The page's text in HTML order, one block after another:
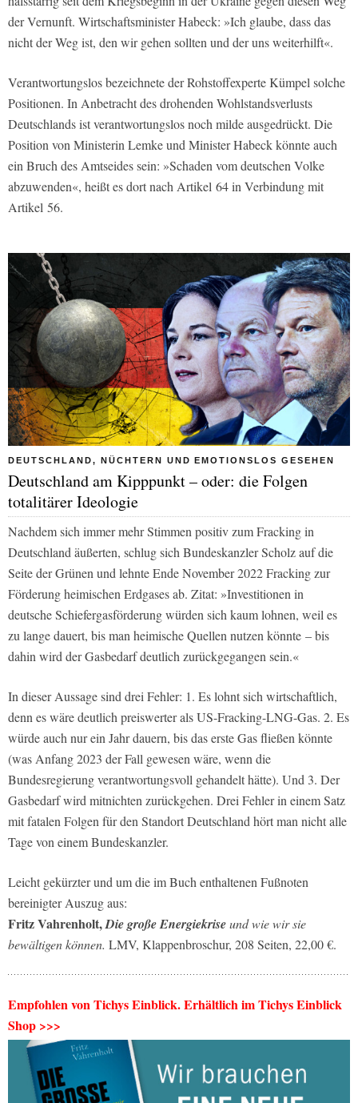
der Vernunft. Wirtschaftsminister Habeck: »Ich glaube, dass das
nicht der Weg ist, den wir gehen sollten und der uns weiterhilft«.
Verantwortungslos bezeichnete der Rohstoffexperte Kümpel solche
Positionen. In Anbetracht des drohenden Wohlstandsverlusts
Deutschlands ist verantwortungslos noch milde ausgedrückt. Die
Position von Ministerin Lemke und Minister Habeck könnte auch
ein Bruch des Amtseides sein: »Schaden vom deutschen Volke
abzuwenden«, heißt es dort nach Artikel 64 in Verbindung mit
Artikel 56.
DEUTSCHLAND, NÜCHTERN UND EMOTIONSLOS GESEHEN
Deutschland am Kipppunkt – oder: die Folgen
totalitärer Ideologie
Nachdem sich immer mehr Stimmen positiv zum Fracking in
Deutschland äußerten, schlug sich Bundeskanzler Scholz auf die
Seite der Grünen und lehnte Ende November 2022 Fracking zur
Förderung heimischen Erdgases ab. Zitat: »Investitionen in
deutsche Schiefergasförderung würden sich kaum lohnen, weil es
zu lange dauert, bis man heimische Quellen nutzen könnte – bis
dahin wird der Gasbedarf deutlich zurückgegangen sein.«
In dieser Aussage sind drei Fehler: 1. Es lohnt sich wirtschaftlich,
denn es wäre deutlich preiswerter als US-Fracking-LNG-Gas. 2. Es
würde auch nur ein Jahr dauern, bis das erste Gas fließen könnte
(was Anfang 2023 der Fall gewesen wäre, wenn die
Bundesregierung verantwortungsvoll gehandelt hätte). Und 3. Der
Gasbedarf wird mitnichten zurückgehen. Drei Fehler in einem Satz
mit fatalen Folgen für den Standort Deutschland hört man nicht alle
Tage von einem Bundeskanzler.
Leicht gekürzter und um die im Buch enthaltenen Fußnoten
bereinigter Auszug aus:
Fritz Vahrenholt,Die große Energiekriseund wie wir sie
bewältigen können. LMV, Klappenbroschur, 208 Seiten, 22,00 €.
Empfohlen von Tichys Einblick. Erhältlich im Tichys Einblick
Shop >>>